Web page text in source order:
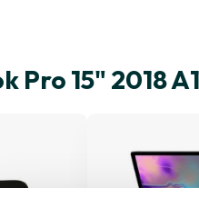
Pro 15" 2018